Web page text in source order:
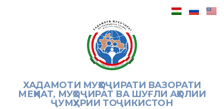
ХАДАМОТИ МУҲОҶИРАТИ ВАЗОРАТИ
МЕҲНАТ, МУҲОҶИРАТ ВА ШУҒЛИ АҲОЛИИ
ҶУМҲУРИИ ТОҶИКИСТОН